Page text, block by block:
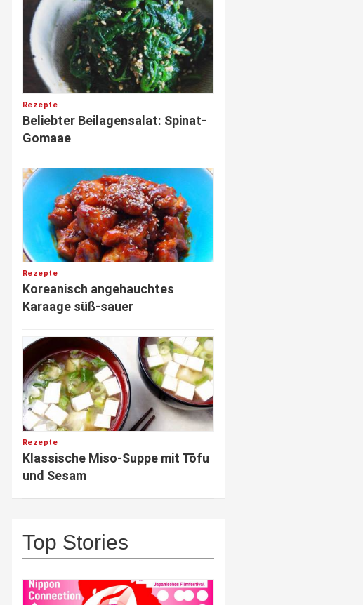
Rezepte
Beliebter Beilagensalat: Spinat-
Gomaae
Rezepte
Koreanisch angehauchtes
Karaage süß-sauer
Rezepte
Klassische Miso-Suppe mit Tōfu
und Sesam
Top Stories